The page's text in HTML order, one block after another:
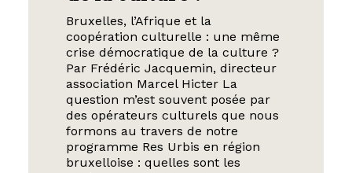
Bruxelles, l’Afrique et la
coopération culturelle : une même
crise démocratique de la culture ?
Par Frédéric Jacquemin, directeur
association Marcel Hicter La
question m’est souvent posée par
des opérateurs culturels que nous
formons au travers de notre
programme Res Urbis en région
bruxelloise : quelles sont les